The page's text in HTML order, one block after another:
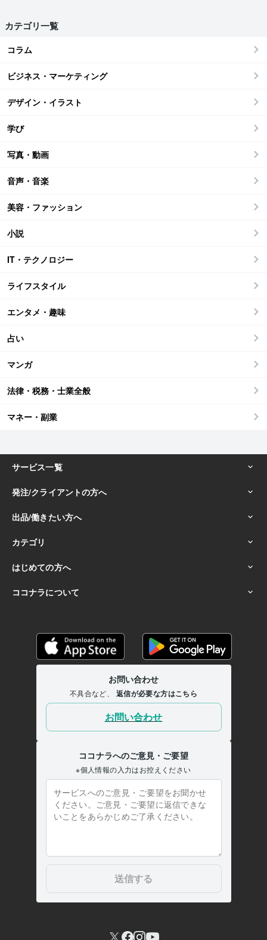
カテゴリ一覧
コラム
ビジネス・マーケティング
デザイン・イラスト
学び
写真・動画
音声・音楽
美容・ファッション
小説
IT・テクノロジー
ライフスタイル
エンタメ・趣味
占い
マンガ
法律・税務・士業全般
マネー・副業